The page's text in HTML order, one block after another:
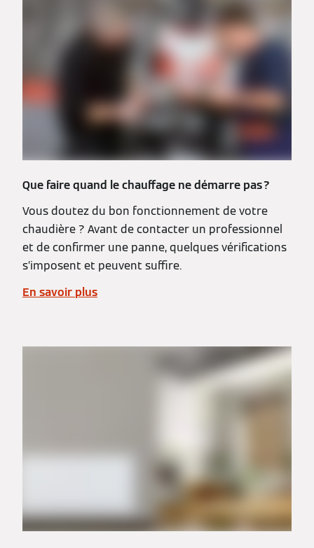
Que faire quand le chauffage ne démarre pas ?
Vous doutez du bon fonctionnement de votre
chaudière ? Avant de contacter un professionnel
et de confirmer une panne, quelques vérifications
s’imposent et peuvent suffire.
En savoir plus